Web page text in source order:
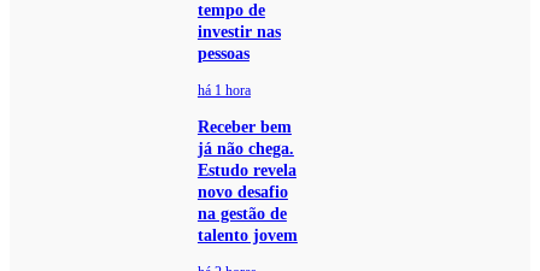
tempo de
investir nas
pessoas
há 1 hora
Receber bem
já não chega.
Estudo revela
novo desafio
na gestão de
talento jovem